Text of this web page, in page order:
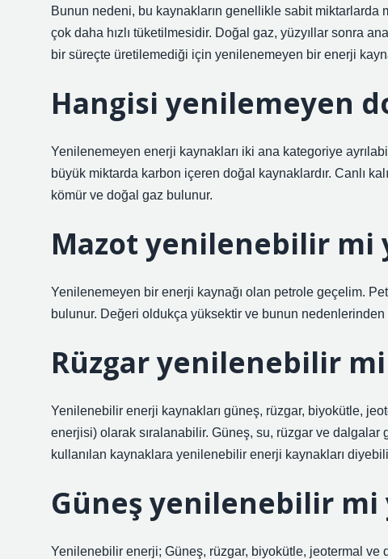
Bunun nedeni, bu kaynakların genellikle sabit miktarlarda
çok daha hızlı tüketilmesidir. Doğal gaz, yüzyıllar sonra
bir süreçte üretilemediği için yenilenemeyen bir enerji
Hangisi yenilemeyen
Yenilenemeyen enerji kaynakları iki ana kategoriye
büyük miktarda karbon içeren doğal kaynaklardır. Canlı
kömür ve doğal gaz bulunur.
Mazot yenilenebilir mi
Yenilenemeyen bir enerji kaynağı olan petrole geçelim.
bulunur. Değeri oldukça yüksektir ve bunun
Rüzgar yenilenebilir
Yenilenebilir enerji kaynakları güneş, rüzgar, biyokütle,
enerjisi) olarak sıralanabilir. Güneş, su, rüzgar ve
kullanılan kaynaklara yenilenebilir enerji kaynakları
Güneş yenilenebilir mi
Yenilenebilir enerji; Güneş, rüzgar, biyokütle, jeotermal